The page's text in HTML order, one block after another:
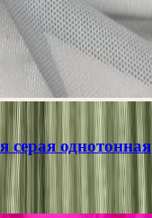
серая однотонная